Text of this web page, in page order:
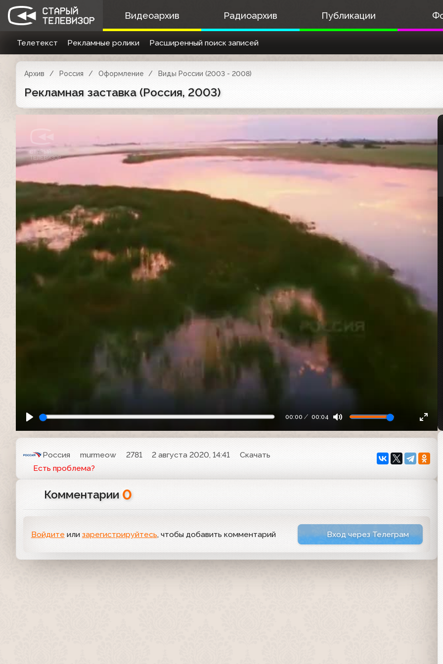
Видеоархив Радиоархив Публикации
Телетекст Рекламные ролики Расширенный поиск записей
Архив Россия Оформление Виды России (2003 - 2008)
Рекламная заставка (Россия, 2003)
00:00 00:04
Россия murmeow 2781 2 августа 2020, 14:41
Скачать
Есть проблема?
Комментарии 0
Войдите или зарегистрируйтесь, чтобы добавить комментарий Вход через Телеграм